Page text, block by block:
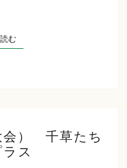
むもっと読む
会） 千草たち
ス